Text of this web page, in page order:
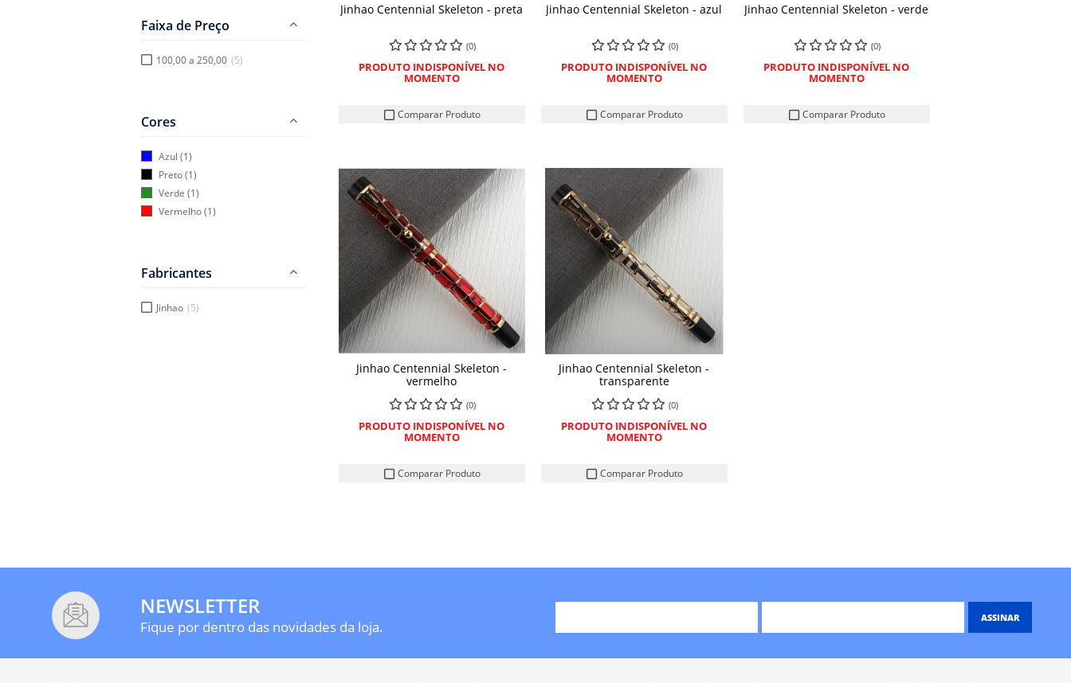
Faixa de Preço
100,00 a 250,00 (5)
Cores
Azul (1)
Preto(1)
Verde (1)
Vermelho(1)
Fabricantes
Jinhao (5)
Jinhao Centennial Skeleton - preta
(0)
PRODUTO INDISPONÍVEL NO
MOMENTO
Comparar Produto
Jinhao Centennial Skeleton - azul
(0)
PRODUTO INDISPONÍVEL NO
MOMENTO
Comparar Produto
Jinhao Centennial Skeleton - verde
(0)
PRODUTO INDISPONÍVEL NO
MOMENTO
Comparar Produto
Jinhao Centennial Skeleton -
vermelho
(0)
PRODUTO INDISPONÍVEL NO
MOMENTO
Comparar Produto
Jinhao Centennial Skeleton -
transparente
(0)
PRODUTO INDISPONÍVEL NO
MOMENTO
Comparar Produto
NEWSLETTER
Fique por dentro das novidades da loja.
ASSINAR